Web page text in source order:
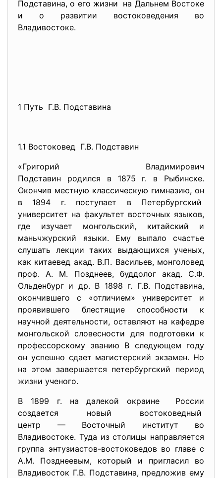
Подставина, о его жизни на Дальнем Востоке
и о развитии востоковедения во
Владивостоке.
1 Путь Г.В. Подставина
1.1 Востоковед Г.В. Подставин
«Григорий Владимирович
Подставин родился в 1875 г. в Рыбинске.
Окончив местную классическую гимназию, он
в 1894 г. поступает в Петербургский
университет на факультет восточных языков,
где изучает монгольский, китайский и
маньчжурский языки. Ему выпало счастье
слушать лекции таких выдающихся ученых,
как китаевед акад. В.П. Васильев, монголовед
проф. А. М. Позднеев, буддолог акад. С.Ф.
Ольденбург и др. В 1898 г. Г.В. Подставина,
окончившего с «отличием» университет и
проявившего блестящие способности к
научной деятельности, оставляют на кафедре
монгольской словесности для подготовки к
профессорскому званию В следующем году
он успешно сдает магистерский экзамен. Но
на этом завершается петербургский период
жизни ученого.
В 1899 г. на далекой окраине России
создается новый востоковедный
центр — Восточный институт во
Владивостоке. Туда из столицы направляется
группа энтузиастов-востоковедов во главе с
А.М. Позднеевым, который и пригласил во
Владивосток Г.В. Подставина, предложив ему